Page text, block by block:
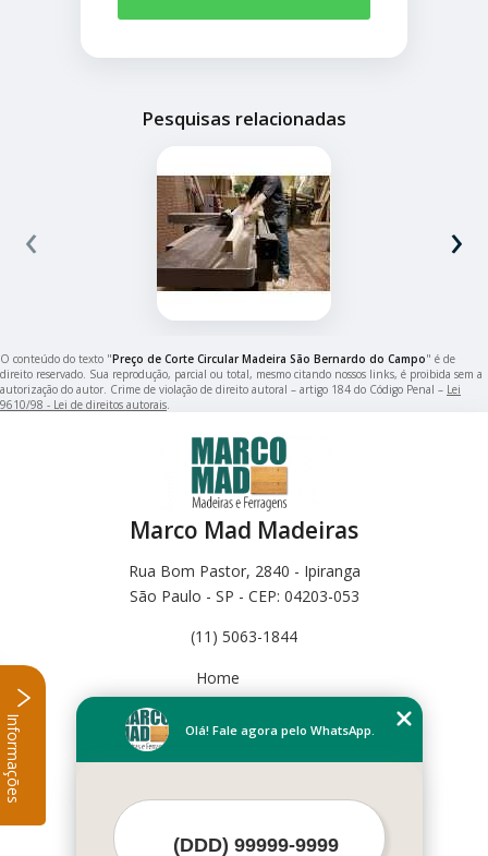
Pesquisas relacionadas
‹ ›
O conteúdo do texto "Preço de Corte Circular Madeira São Bernardo do Campo" é de
direito reservado. Sua reprodução, parcial ou total, mesmo citando nossos links, é proibida sem a
autorização do autor. Crime de violação de direito autoral – artigo 184 do Código Penal – Lei
9610/98 - Lei de direitos autorais.
Marco Mad Madeiras
Rua Bom Pastor, 2840 - Ipiranga
São Paulo - SP - CEP: 04203-053
(11) 5063-1844
Home
Empresa
Missão
Mapa do site
Olá! Fale agora pelo WhatsApp.
Informações